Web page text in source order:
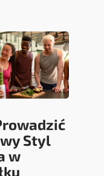
Styl
w